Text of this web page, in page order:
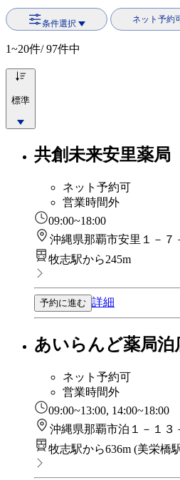
条件選択 ネット予約
1~20件/ 97件中
標準
共創未来安里薬局
ネット予約可
営業時間外
09:00~18:00
沖縄県那覇市安里１－７
牧志駅から245m
予約に進む 詳細
あいらんど薬局泊
ネット予約可
営業時間外
09:00~13:00, 14:00~18:00
沖縄県那覇市泊１－１３
牧志駅から636m (美栄橋